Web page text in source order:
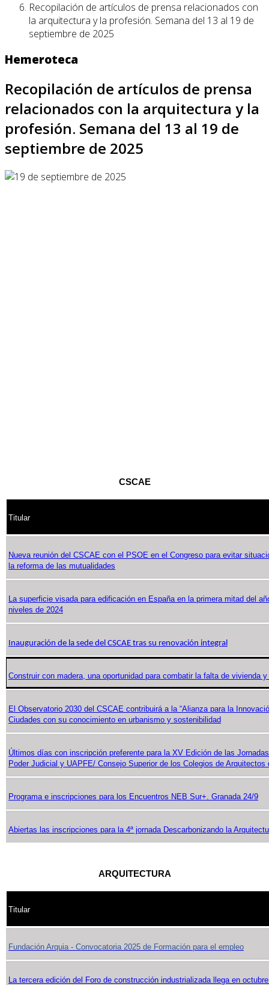
Recopilación de artículos de prensa relacionados con
la arquitectura y la profesión. Semana del 13 al 19 de
septiembre de 2025
Hemeroteca
Recopilación de artículos de prensa
relacionados con la arquitectura y la
profesión. Semana del 13 al 19 de
septiembre de 2025
CSCAE
Titular
Nueva reunión del CSCAE con el PSOE en el Congreso para evitar
la reforma de las mutualidades
La superficie visada para edificación en España en la primera mitad del
niveles de 2024
Inauguración de la sede del CSCAE tras su renovación integral
Construir con madera, una oportunidad para combatir la falta de vivienda
El Observatorio 2030 del CSCAE contribuirá a la “Alianza para la
Ciudades con su conocimiento en urbanismo y sostenibilidad
Últimos días con inscripción preferente para la XV Edición de las
Poder Judicial y UAPFE/ Consejo Superior de los Colegios de Arquitectos
Programa e inscripciones para los Encuentros NEB Sur+. Granada 24/9
Abiertas las inscripciones para la 4ª jornada Descarbonizando la
ARQUITECTURA
Titular
Fundación Arquia - Convocatoria 2025 de Formación para el empleo
La tercera edición del Foro de construcción industrializada llega en